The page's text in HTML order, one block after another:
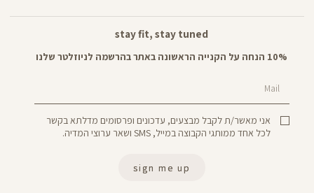
stay fit, stay tuned
10% הנחה על הקנייה הראשונה באתר בהרשמה לניוזלטר שלנו
Mail
אני מאשר/ת לקבל מבצעים, עדכונים ופרסומים מדלתא בקשר
לכל אחד ממותגי הקבוצה במייל, SMS ושאר ערוצי המדיה.
sign me up